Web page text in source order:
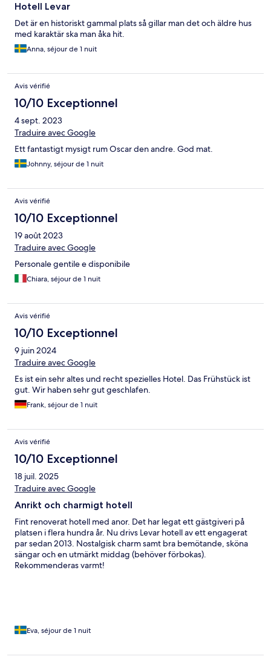
Hotell Levar
Det är en historiskt gammal plats så gillar man det och äldre hus
med karaktär ska man åka hit.
Anna, séjour de 1 nuit
Avis vérifié
10/10 Exceptionnel
4 sept. 2023
Traduire avec Google
Ett fantastigt mysigt rum Oscar den andre. God mat.
Johnny, séjour de 1 nuit
Avis vérifié
10/10 Exceptionnel
19 août 2023
Traduire avec Google
Personale gentile e disponibile
Chiara, séjour de 1 nuit
Avis vérifié
10/10 Exceptionnel
9 juin 2024
Traduire avec Google
Es ist ein sehr altes und recht spezielles Hotel. Das Frühstück ist
gut. Wir haben sehr gut geschlafen.
Frank, séjour de 1 nuit
Avis vérifié
10/10 Exceptionnel
18 juil. 2025
Traduire avec Google
Anrikt och charmigt hotell
Fint renoverat hotell med anor. Det har legat ett gästgiveri på
platsen i flera hundra år. Nu drivs Levar hotell av ett engagerat
par sedan 2013. Nostalgisk charm samt bra bemötande, sköna
sängar och en utmärkt middag (behöver förbokas).
Rekommenderas varmt!
Eva, séjour de 1 nuit